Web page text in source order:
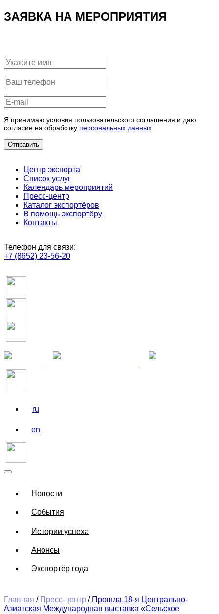
ЗАЯВКА НА МЕРОПРИЯТИЯ
Я принимаю условия пользовательского соглашения и даю
согласие на обработку персональных данных
Отправить
Центр экспорта
Список услуг
Календарь мероприятий
Пресс-центр
Каталог экспортёров
В помощь экспортёру
Контакты
Телефон для связи:
+7 (8652) 23-56-20
ru
en
Новости
События
Истории успеха
Анонсы
Экспортёр года
Главная / Пресс-центр / Прошла 18-я Центрально-
Азиатская Международная выставка «Сельское